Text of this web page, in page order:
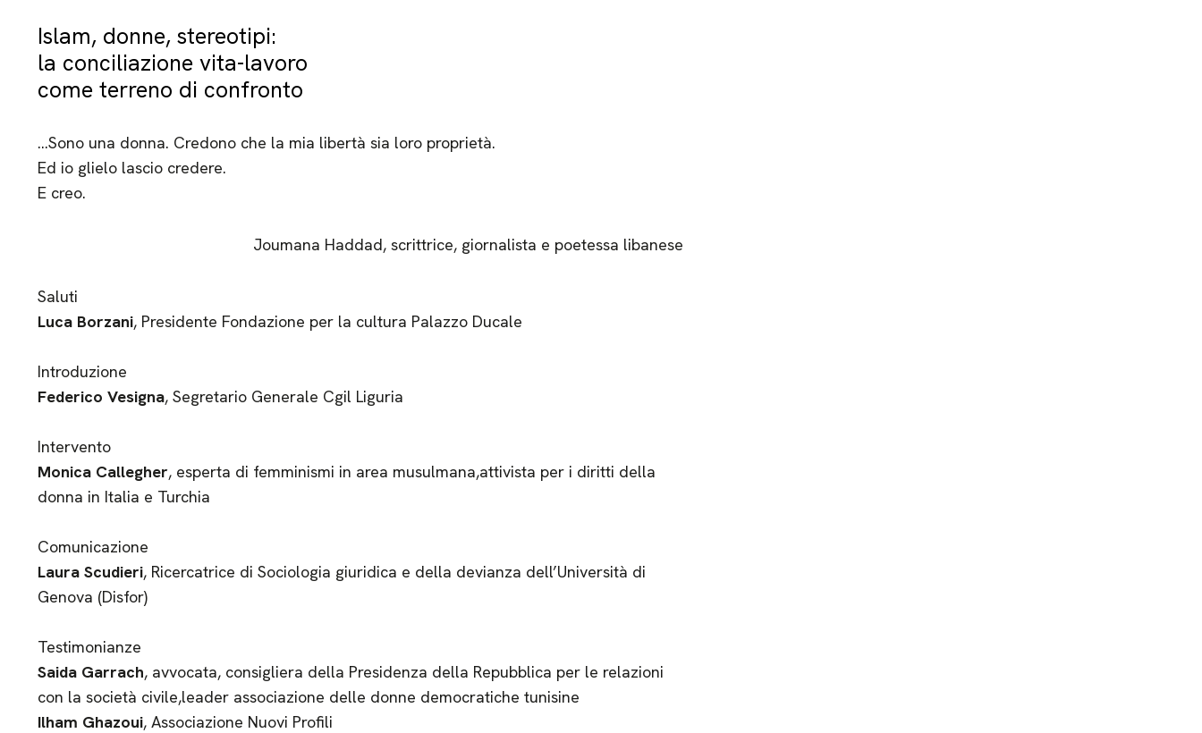
Islam, donne, stereotipi:
la conciliazione vita-lavoro
come terreno di confronto
…Sono una donna. Credono che la mia libertà sia loro proprietà.
Ed io glielo lascio credere.
E creo.
Joumana Haddad, scrittrice, giornalista e poetessa libanese
Saluti
Luca Borzani, Presidente Fondazione per la cultura Palazzo Ducale
Introduzione
Federico Vesigna, Segretario Generale Cgil Liguria
Intervento
Monica Callegher, esperta di femminismi in area musulmana,attivista per i diritti della
donna in Italia e Turchia
Comunicazione
Laura Scudieri, Ricercatrice di Sociologia giuridica e della devianza dell’Università di
Genova (Disfor)
Testimonianze
Saida Garrach, avvocata, consigliera della Presidenza della Repubblica per le relazioni
con la società civile,leader associazione delle donne democratiche tunisine
Ilham Ghazoui, Associazione Nuovi Profili